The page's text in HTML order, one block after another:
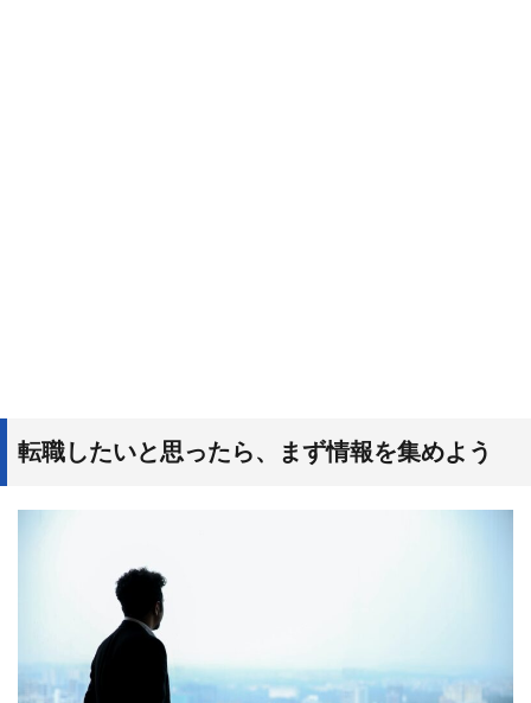
転職したいと思ったら、まず情報を集めよう